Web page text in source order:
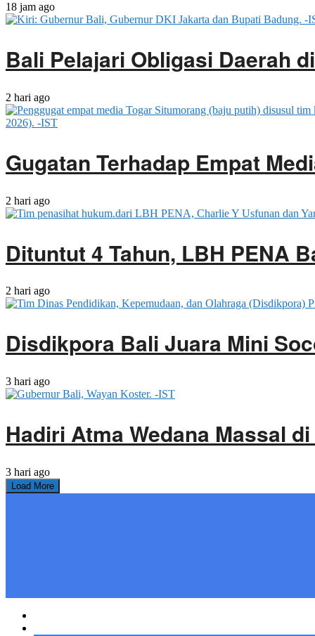
18 jam ago
Bali Pelajari Obligasi Daerah
2 hari ago
Gugatan Terhadap Empat
2 hari ago
Dituntut 4 Tahun, LBH PENA
2 hari ago
Disdikpora Bali Juara Mini
3 hari ago
Hadiri Atma Wedana Massal
3 hari ago
Load More